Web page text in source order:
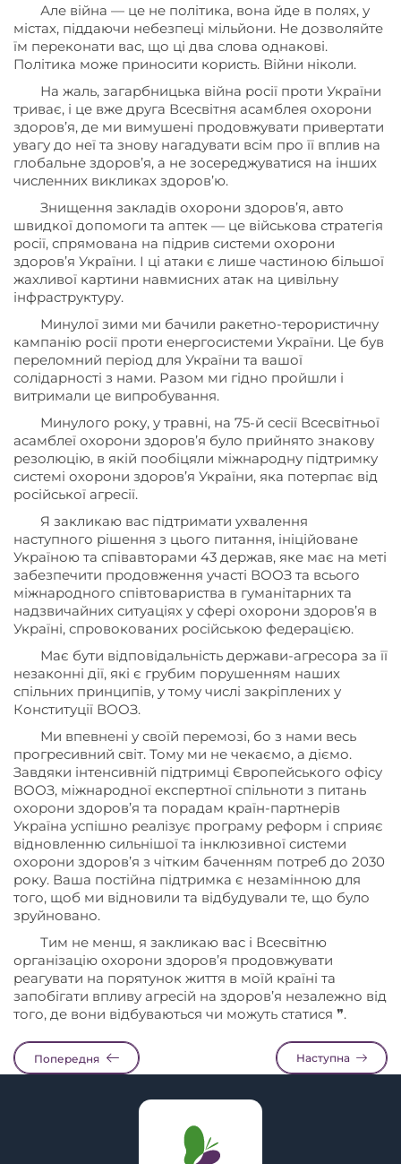
Але війна — це не політика, вона йде в полях, у
містах, піддаючи небезпеці мільйони. Не дозволяйте
їм переконати вас, що ці два слова однакові.
Політика може приносити користь. Війни ніколи.
На жаль, загарбницька війна росії проти України
триває, і це вже друга Всесвітня асамблея охорони
здоров’я, де ми вимушені продовжувати привертати
увагу до неї та знову нагадувати всім про її вплив на
глобальне здоров’я, а не зосереджуватися на інших
численних викликах здоров’ю.
Знищення закладів охорони здоров’я, авто
швидкої допомоги та аптек — це військова стратегія
росії, спрямована на підрив системи охорони
здоров’я України. І ці атаки є лише частиною більшої
жахливої картини навмисних атак на цивільну
інфраструктуру.
Минулої зими ми бачили ракетно-терористичну
кампанію росії проти енергосистеми України. Це був
переломний період для України та вашої
солідарності з нами. Разом ми гідно пройшли і
витримали це випробування.
Минулого року, у травні, на 75-й сесії Всесвітньої
асамблеї охорони здоров’я було прийнято знакову
резолюцію, в якій пообіцяли міжнародну підтримку
системі охорони здоров’я України, яка потерпає від
російської агресії.
Я закликаю вас підтримати ухвалення
наступного рішення з цього питання, ініційоване
Україною та співавторами 43 держав, яке має на меті
забезпечити продовження участі ВООЗ та всього
міжнародного співтовариства в гуманітарних та
надзвичайних ситуаціях у сфері охорони здоров’я в
Україні, спровокованих російською федерацією.
Має бути відповідальність держави-агресора за її
незаконні дії, які є грубим порушенням наших
спільних принципів, у тому числі закріплених у
Конституції ВООЗ.
Ми впевнені у своїй перемозі, бо з нами весь
прогресивний світ. Тому ми не чекаємо, а діємо.
Завдяки інтенсивній підтримці Європейського офісу
ВООЗ, міжнародної експертної спільноти з питань
охорони здоров’я та порадам країн-партнерів
Україна успішно реалізує програму реформ і сприяє
відновленню сильнішої та інклюзивної системи
охорони здоров’я з чітким баченням потреб до 2030
року. Ваша постійна підтримка є незамінною для
того, щоб ми відновили та відбудували те, що було
зруйновано.
Тим не менш, я закликаю вас і Всесвітню
організацію охорони здоров’я продовжувати
реагувати на порятунок життя в моїй країні та
запобігати впливу агресій на здоров’я незалежно від
того, де вони відбуваються чи можуть статися ❞.
Попередня Наступна